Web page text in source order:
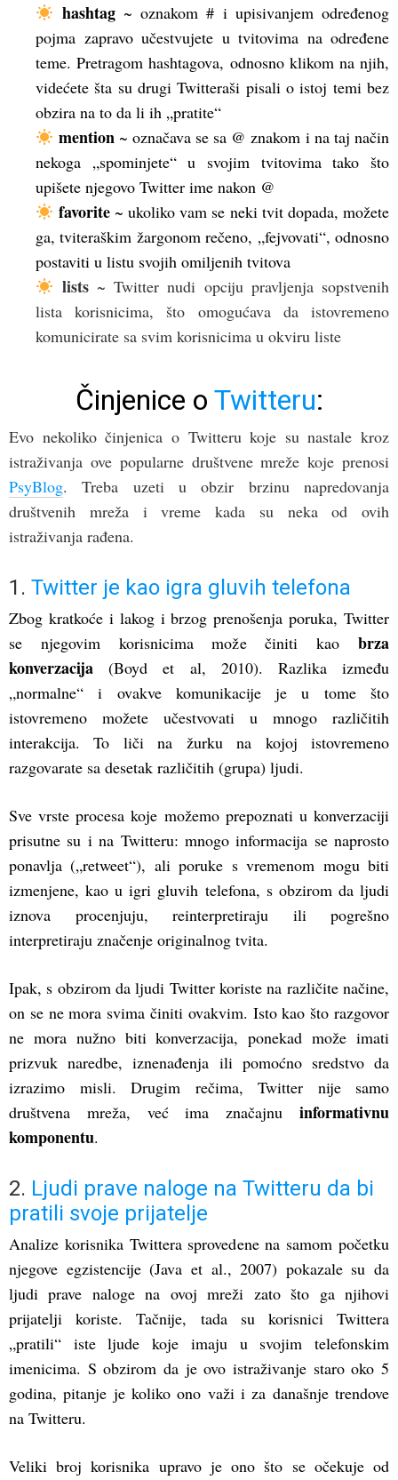
hashtag~ oznakom # i upisivanjem određenog
pojma zapravo učestvujete u tvitovima na određene
teme. Pretragom hashtagova, odnosno klikom na njih,
videćete šta su drugi Twitteraši pisali o istoj temi bez
obzira na to da li ih „pratite“
mention~ označava se sa @ znakom i na taj način
nekoga „spominjete“ u svojim tvitovima tako što
upišete njegovo Twitter ime nakon @
favorite~ ukoliko vam se neki tvit dopada, možete
ga, tviteraškim žargonom rečeno, „fejvovati“, odnosno
postaviti u listu svojih omiljenih tvitova
lists ~ Twitter nudi opciju pravljenja sopstvenih
lista korisnicima, što omogućava da istovremeno
komunicirate sa svim korisnicima u okviru liste
Činjenice o Twitteru:
Evo nekoliko činjenica o Twitteru koje su nastale kroz
istraživanja ove popularne društvene mreže koje prenosi
PsyBlog. Treba uzeti u obzir brzinu napredovanja
društvenih mreža i vreme kada su neka od ovih
istraživanja rađena.
1. Twitter je kao igra gluvih telefona
Zbog kratkoće i lakog i brzog prenošenja poruka, Twitter
se njegovim korisnicima može činiti kao brza
konverzacija (Boyd et al, 2010). Razlika između
„normalne“ i ovakve komunikacije je u tome što
istovremeno možete učestvovati u mnogo različitih
interakcija. To liči na žurku na kojoj istovremeno
razgovarate sa desetak različitih (grupa) ljudi.
Sve vrste procesa koje možemo prepoznati u konverzaciji
prisutne su i na Twitteru: mnogo informacija se naprosto
ponavlja („retweet“), ali poruke s vremenom mogu biti
izmenjene, kao u igri gluvih telefona, s obzirom da ljudi
iznova procenjuju, reinterpretiraju ili pogrešno
interpretiraju značenje originalnog tvita.
Ipak, s obzirom da ljudi Twitter koriste na različite načine,
on se ne mora svima činiti ovakvim. Isto kao što razgovor
ne mora nužno biti konverzacija, ponekad može imati
prizvuk naredbe, iznenađenja ili pomoćno sredstvo da
izrazimo misli. Drugim rečima, Twitter nije samo
društvena mreža, već ima značajnu informativnu
komponentu.
2. Ljudi prave naloge na Twitteru da bi
pratili svoje prijatelje
Analize korisnika Twittera sprovedene na samom početku
njegove egzistencije (Java et al., 2007) pokazale su da
ljudi prave naloge na ovoj mreži zato što ga njihovi
prijatelji koriste. Tačnije, tada su korisnici Twittera
„pratili“ iste ljude koje imaju u svojim telefonskim
imenicima. S obzirom da je ovo istraživanje staro oko 5
godina, pitanje je koliko ono važi i za današnje trendove
na Twitteru.
Veliki broj korisnika upravo je ono što se očekuje od